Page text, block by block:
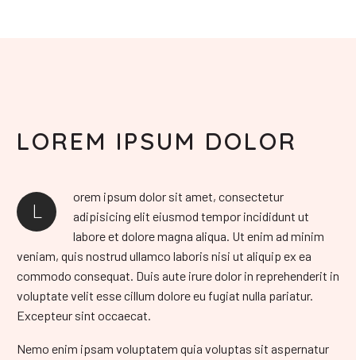
LOREM IPSUM DOLOR
L
orem ipsum dolor sit amet, consectetur
adipisicing elit eiusmod tempor incididunt ut
labore et dolore magna aliqua. Ut enim ad minim
veniam, quis nostrud ullamco laboris nisi ut aliquip ex ea
commodo consequat. Duis aute irure dolor in reprehenderit in
voluptate velit esse cillum dolore eu fugiat nulla pariatur.
Excepteur sint occaecat.
Nemo enim ipsam voluptatem quia voluptas sit aspernatur